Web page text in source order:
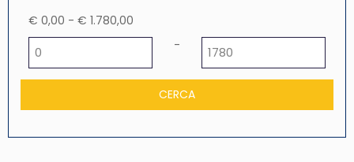
€ 0,00 - € 1.780,00
-